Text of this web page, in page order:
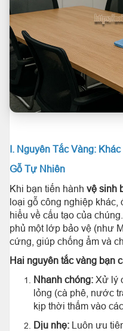
I. Nguyên Tắc Vàng:
Gỗ Tự Nhiên
Khi bạn tiến hành vệ sinh
loại gỗ công nghiệp khác,
hiểu về cấu tạo của
phủ một lớp bảo vệ (như
cứng, giúp chống ẩm và
Hai nguyên tắc vàng bạn
Nhanh chóng: Xử lý
lỏng (cà phê, nước
kịp thời thấm vào
Dịu nhẹ: Luôn ưu